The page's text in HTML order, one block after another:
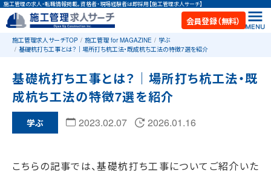
施工管理の求人・転職情報掲載。資格者・現場経験者は即採用【施工管理求人サーチ】
会員登録（無料）
施工管理求人サーチTOP 施工管理 for MAGAZINE
学ぶ
基礎杭打ち工事とは？｜場所打ち杭工法・既成杭ち工法の特徴7選を紹介
基礎杭打ち工事とは？｜場所打ち杭工法・既
成杭ち工法の特徴7選を紹介
学ぶ 2023.02.07 2026.01.16
こちらの記事では、基礎杭打ち工事についてご紹介いた